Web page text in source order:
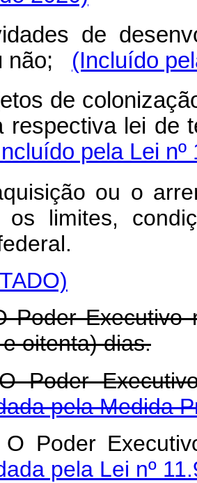
de
não;
(Incluído
de
respectiva lei de
pela Lei
ou o
os limites,
Poder Executivo
oitenta) dias.
Poder
pela Medida
Poder
pela Lei nº